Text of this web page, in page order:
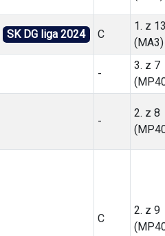
SK DG liga 2024 C
1. z
(MA3)
-
3. z 7
-
2. z 8
C
2. z 9